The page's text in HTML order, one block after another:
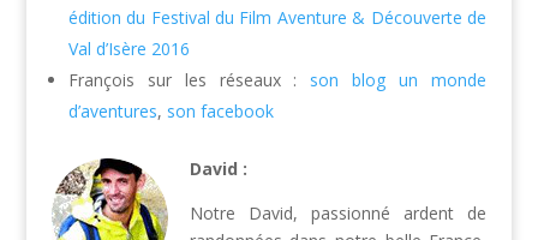
édition du Festival du Film Aventure & Découverte de
Val d’Isère 2016
François sur les réseaux : son blog un monde
d’aventures, son facebook
David :
Notre David, passionné ardent de